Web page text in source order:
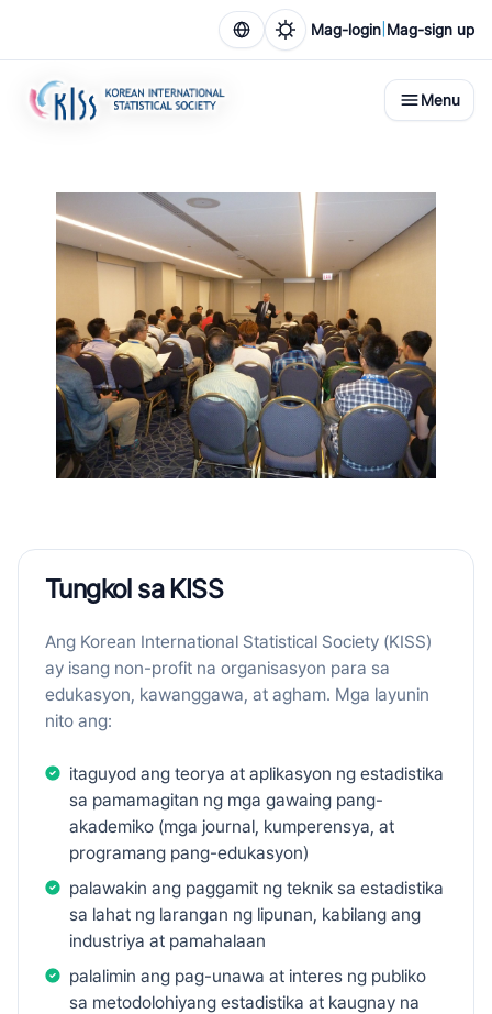
Mag-login Mag-sign up
Menu
Tungkol sa KISS
Ang Korean International Statistical Society (KISS)
ay isang non-profit na organisasyon para sa
edukasyon, kawanggawa, at agham. Mga layunin
nito ang:
itaguyod ang teorya at aplikasyon ng estadistika
sa pamamagitan ng mga gawaing pang-
akademiko (mga journal, kumperensya, at
programang pang-edukasyon)
palawakin ang paggamit ng teknik sa estadistika
sa lahat ng larangan ng lipunan, kabilang ang
industriya at pamahalaan
palalimin ang pag-unawa at interes ng publiko
sa metodolohiyang estadistika at kaugnay na